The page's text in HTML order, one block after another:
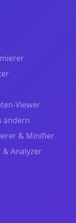
Viewer
ändern
& Minifier
& Analyzer